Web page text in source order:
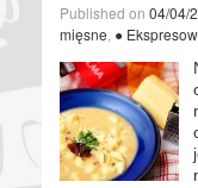
Published on 04/04/
mięsne ●